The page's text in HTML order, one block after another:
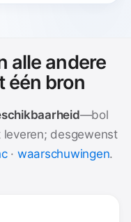
alle andere
bron
—bol
desgewenst
· waarschuwingen.